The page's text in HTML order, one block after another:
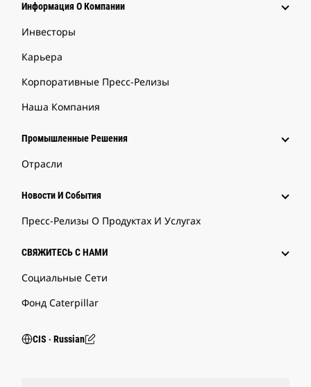
Информация О Компании
Инвесторы
Карьера
Корпоративные Пресс-Релизы
Наша Компания
Промышленные Решения
Отрасли
Новости И События
Пресс-Релизы О Продуктах И Услугах
СВЯЖИТЕСЬ С НАМИ
Социальные Сети
Фонд Caterpillar
CIS ‧ Russian